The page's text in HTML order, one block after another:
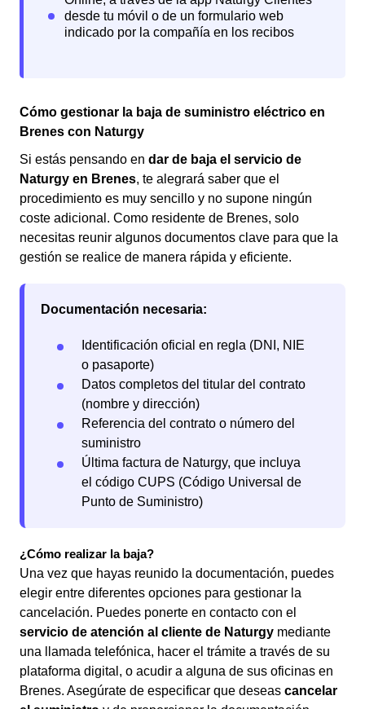
Cómo gestionar la baja de suministro eléctrico en
Brenes con Naturgy
Si estás pensando en dar de baja el servicio de
Naturgy en Brenes, te alegrará saber que el
procedimiento es muy sencillo y no supone ningún
coste adicional. Como residente de Brenes, solo
necesitas reunir algunos documentos clave para que la
gestión se realice de manera rápida y eficiente.
Documentación necesaria:
Identificación oficial en regla (DNI, NIE
o pasaporte)
Datos completos del titular del contrato
(nombre y dirección)
Referencia del contrato o número del
suministro
Última factura de Naturgy, que incluya
el código CUPS (Código Universal de
Punto de Suministro)
¿Cómo realizar la baja?
Una vez que hayas reunido la documentación, puedes
elegir entre diferentes opciones para gestionar la
cancelación. Puedes ponerte en contacto con el
servicio de atención al cliente de Naturgy mediante
una llamada telefónica, hacer el trámite a través de su
plataforma digital, o acudir a alguna de sus oficinas en
Brenes. Asegúrate de especificar que deseas cancelar